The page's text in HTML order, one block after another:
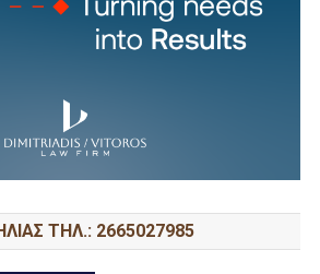
ΤΗΛ.: 2665027985